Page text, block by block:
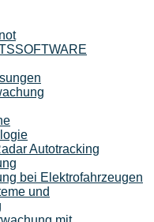
Autotracking​
bei Elektrofahrzeugen
und